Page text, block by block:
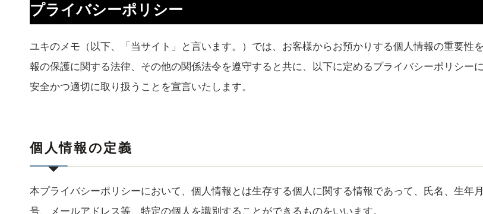
プライバシーポリシー
ユキのメモ（以下、「当サイト」と言います。）では、お客様からお預かりする個人情報の重要性
報の保護に関する法律、その他の関係法令を遵守すると共に、以下に定めるプライバシーポリシー
安全かつ適切に取り扱うことを宣言いたします。
個人情報の定義
本プライバシーポリシーにおいて、個人情報とは生存する個人に関する情報であって、氏名、生年
号、メールアドレス等、特定の個人を識別することができるものをいいます。